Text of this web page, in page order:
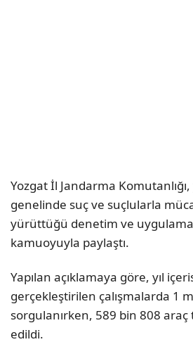
Yozgat İl Jandarma Komutanlığı,
genelinde suç ve suçlularla
yürüttüğü denetim ve
kamuoyuyla paylaştı.
Yapılan açıklamaya göre, yıl
gerçekleştirilen çalışmalarda 1
sorgulanırken, 589 bin 808
edildi.